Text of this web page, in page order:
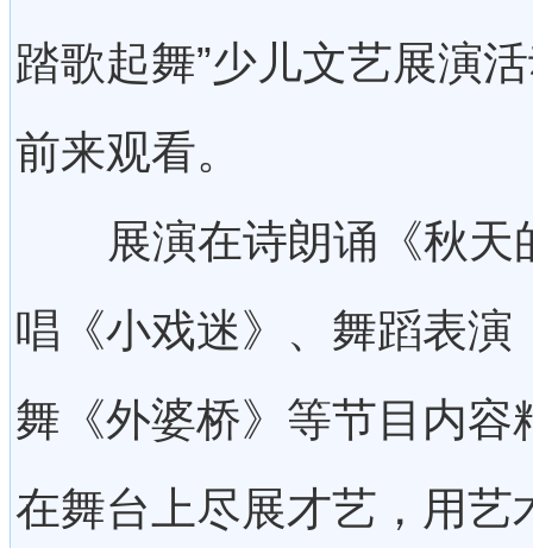
踏歌起舞”少儿文艺展演
前来观看。
展演在诗朗诵《秋天
唱《小戏迷》、舞蹈表
舞《外婆桥》等节目内
在舞台上尽展才艺，用